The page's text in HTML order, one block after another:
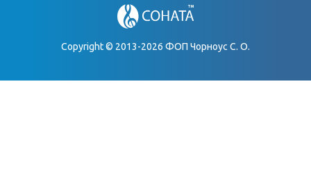
Copyright © 2013-2026 ФОП Чорноус С. О.